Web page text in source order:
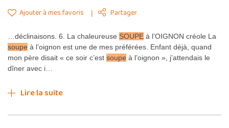
Ajouter à mes favoris Partager
…déclinaisons. 6. La chaleureuse SOUPE à l’OIGNON créole La
soupe à l’oignon est une de mes préférées. Enfant déjà, quand
mon père disait « ce soir c’est soupe à l’oignon », j’attendais le
dîner avec i…
Lire la suite